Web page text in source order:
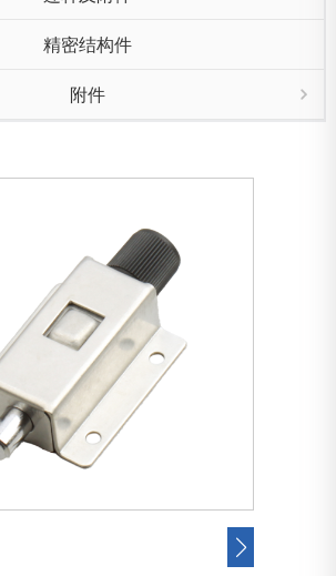
精密结构件
附件